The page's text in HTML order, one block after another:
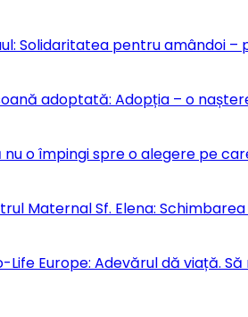
Solidaritatea pentru amândoi
adoptată: Adopția – o
nu o împingi spre o alegere pe
Maternal Sf. Elena:
Life Europe: Adevărul dă viață.